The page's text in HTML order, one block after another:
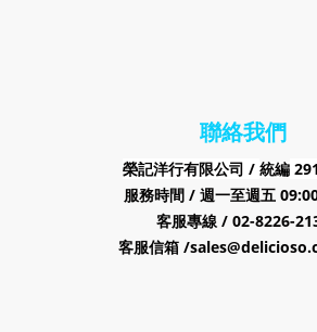
聯絡我們
榮記洋行有限公司 / 統編
服務時間 / 週一至週五
客服專線 / 02-8226-
客服信箱 /